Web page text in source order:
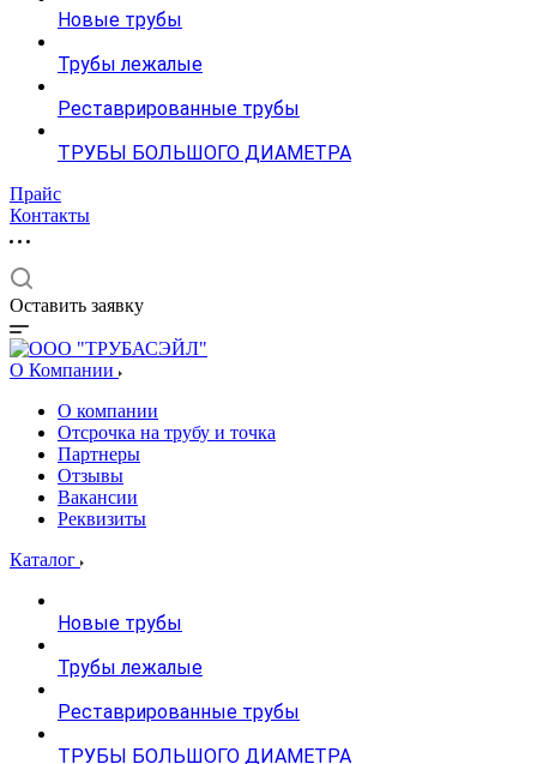
Новые трубы
Трубы лежалые
Реставрированные трубы
ТРУБЫ БОЛЬШОГО ДИАМЕТРА
Прайс
Контакты
Оставить заявку
О Компании
О компании
Отсрочка на трубу и точка
Партнеры
Отзывы
Вакансии
Реквизиты
Каталог
Новые трубы
Трубы лежалые
Реставрированные трубы
ТРУБЫ БОЛЬШОГО ДИАМЕТРА